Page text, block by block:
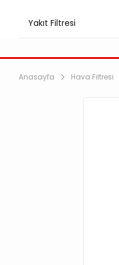
Yakıt Filtresi
Anasayfa Hava Filtresi